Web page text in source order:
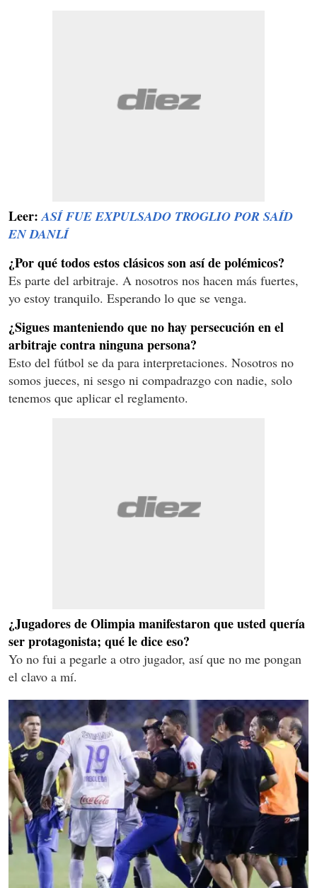
Leer:ASÍ FUE EXPULSADO TROGLIO POR SAÍD
EN DANLÍ
¿Por qué todos estos clásicos son así de polémicos?
Es parte del arbitraje. A nosotros nos hacen más fuertes,
yo estoy tranquilo. Esperando lo que se venga.
¿Sigues manteniendo que no hay persecución en el
arbitraje contra ninguna persona?
Esto del fútbol se da para interpretaciones. Nosotros no
somos jueces, ni sesgo ni compadrazgo con nadie, solo
tenemos que aplicar el reglamento.
¿Jugadores de Olimpia manifestaron que usted quería
ser protagonista; qué le dice eso?
Yo no fui a pegarle a otro jugador, así que no me pongan
el clavo a mí.